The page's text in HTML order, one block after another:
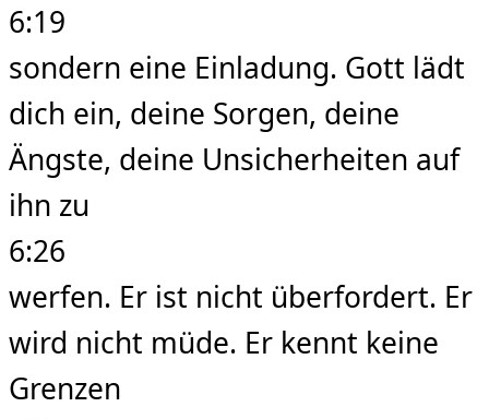
6:19
sondern eine Einladung. Gott lädt
dich ein, deine Sorgen, deine
Ängste, deine Unsicherheiten auf
ihn zu
6:26
werfen. Er ist nicht überfordert. Er
wird nicht müde. Er kennt keine
Grenzen